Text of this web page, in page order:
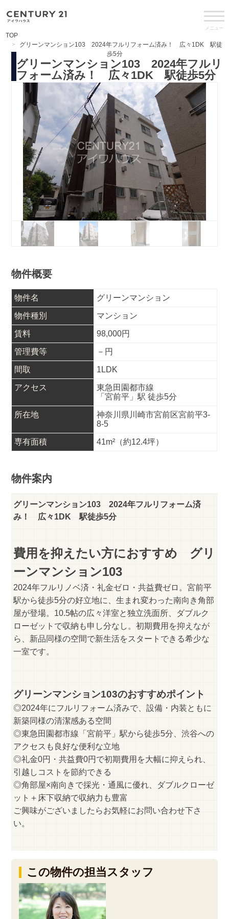
メニュー
TOP
グリーンマンション103 2024年フルリフォーム済み！ 広々1DK 駅徒
歩5分
グリーンマンション103 2024年フルリ
フォーム済み！ 広々1DK 駅徒歩5分
物件概要
物件名 グリーンマンション
物件種別 マンション
賃料 98,000円
管理費等 － 円
間取 1LDK
アクセス
東急田園都市線
「宮前平」駅 徒歩5分
所在地
神奈川県川崎市宮前区宮前平3-
8-5
専有面積 41m² （約12.4坪）
物件案内
グリーンマンション103 2024年フルリフォーム済
み！ 広々1DK 駅徒歩5分
費用を抑えたい方におすすめ グリ
ーンマンション103
2024年フルリノベ済・礼金ゼロ・共益費ゼロ。宮前平
駅から徒歩5分の好立地に、生まれ変わった南向き角部
屋が登場。10.5帖の広々洋室と独立洗面所、ダブルク
ローゼットで収納も申し分なし。初期費用を抑えなが
ら、新品同様の空間で新生活をスタートできる希少な
一室です。
グリーンマンション103のおすすめポイント
◎2024年にフルリフォーム済みで、設備・内装ともに
新築同様の清潔感ある空間
◎東急田園都市線「宮前平」駅から徒歩5分、渋谷への
アクセスも良好な便利な立地
◎礼金0円・共益費0円で初期費用を大幅に抑えられ、
引越しコストを節約できる
◎角部屋×南向きで採光・通風に優れ、ダブルクローゼ
ット＋床下収納で収納力も豊富
ご興味がございましたらお気軽にお問い合わせ下さ
い。
この物件の担当スタッフ